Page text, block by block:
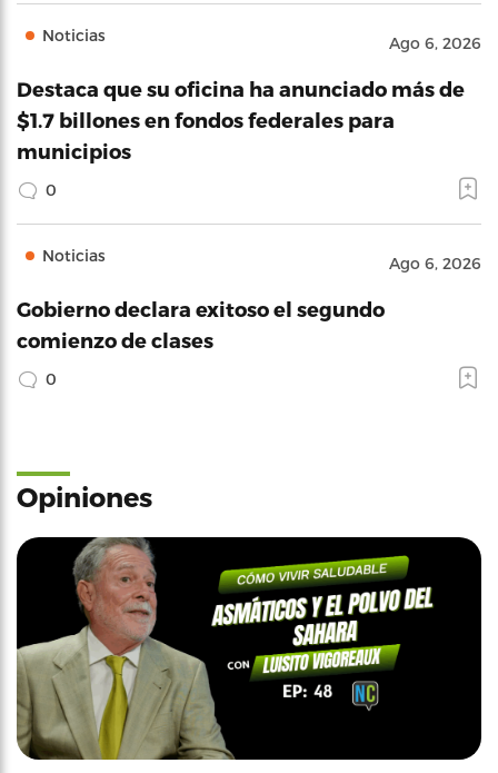
Noticias Ago 6, 2026
Destaca que su oficina ha anunciado más de
$1.7 billones en fondos federales para
municipios
0
Noticias Ago 6, 2026
Gobierno declara exitoso el segundo
comienzo de clases
0
Opiniones